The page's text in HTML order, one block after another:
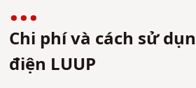
Chi phí và cách sử
điện LUUP